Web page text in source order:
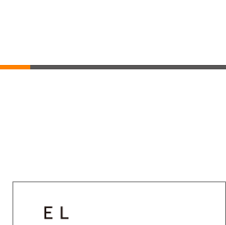
ＥＬ